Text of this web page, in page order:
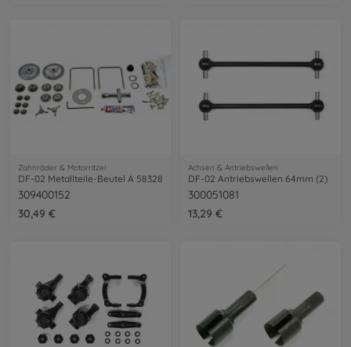
Zahnräder & Motorritzel
DF-02 Metallteile-Beutel A 58328
309400152
30,49 €
Achsen & Antriebswellen
DF-02 Antriebswellen 64mm (2)
300051081
13,29 €